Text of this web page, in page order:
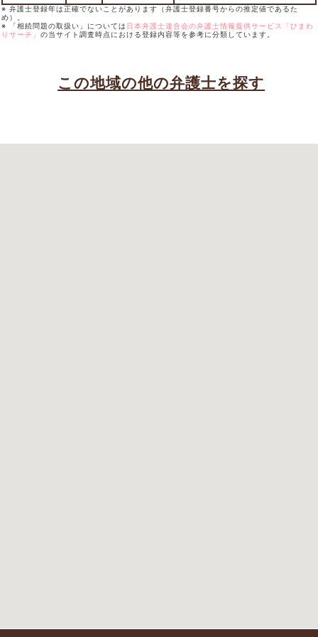
※ 弁護士登録年は正確でないことがあります（弁護士登録番号からの推定値であるた
め）。
※ 「相続問題の取扱い」については 日本弁護士連合会の弁護士情報提供サービス「ひまわ
りサーチ」 の当サイト調査時点における登録内容等を参考に分類しています。
この地域の他の弁護士を探す